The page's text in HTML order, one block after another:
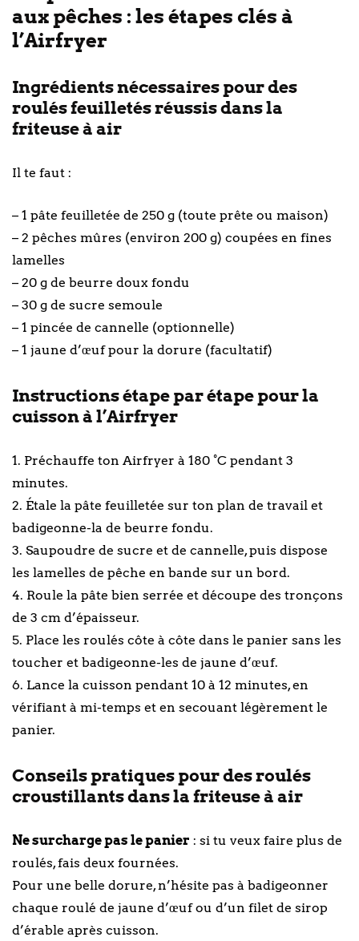
aux pêches : les étapes clés à
l’Airfryer
Ingrédients nécessaires pour des
roulés feuilletés réussis dans la
friteuse à air
Il te faut :
– 1 pâte feuilletée de 250 g (toute prête ou maison)
– 2 pêches mûres (environ 200 g) coupées en fines
lamelles
– 20 g de beurre doux fondu
– 30 g de sucre semoule
– 1 pincée de cannelle (optionnelle)
– 1 jaune d’œuf pour la dorure (facultatif)
Instructions étape par étape pour la
cuisson à l’Airfryer
1. Préchauffe ton Airfryer à 180 °C pendant 3
minutes.
2. Étale la pâte feuilletée sur ton plan de travail et
badigeonne-la de beurre fondu.
3. Saupoudre de sucre et de cannelle, puis dispose
les lamelles de pêche en bande sur un bord.
4. Roule la pâte bien serrée et découpe des tronçons
de 3 cm d’épaisseur.
5. Place les roulés côte à côte dans le panier sans les
toucher et badigeonne-les de jaune d’œuf.
6. Lance la cuisson pendant 10 à 12 minutes, en
vérifiant à mi-temps et en secouant légèrement le
panier.
Conseils pratiques pour des roulés
croustillants dans la friteuse à air
Ne surcharge pas le panier : si tu veux faire plus de
roulés, fais deux fournées.
Pour une belle dorure, n’hésite pas à badigeonner
chaque roulé de jaune d’œuf ou d’un filet de sirop
d’érable après cuisson.